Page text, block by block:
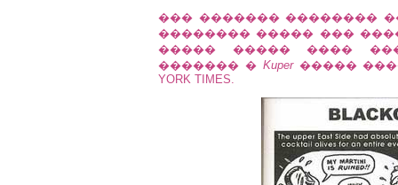
��� ������� ��������
�������� ����� ���
����� ����� ����
������� � Kuper�����
YORK TIMES.